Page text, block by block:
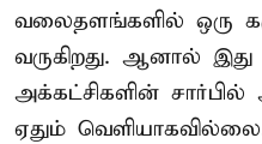
வலைதளங்களில் ஒரு
வருகிறது. ஆனால்
அக்கட்சிகளின் சார்பில்
ஏதும்